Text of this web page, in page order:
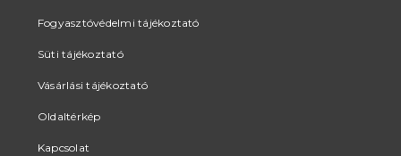
Fogyasztóvédelmi tájékoztató
Süti tájékoztató
Vásárlási tájékoztató
Oldaltérkép
Kapcsolat